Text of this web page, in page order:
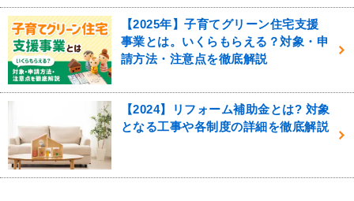
【2025年】子育てグリーン住宅支援
事業とは。いくらもらえる？対象・申
請方法・注意点を徹底解説
【2024】リフォーム補助金とは? 対象
となる工事や各制度の詳細を徹底解説